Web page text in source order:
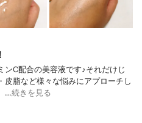
ンC配合の美容液です♪それだけじ
皮脂など様々な悩みにアプローチし
…続きを見る